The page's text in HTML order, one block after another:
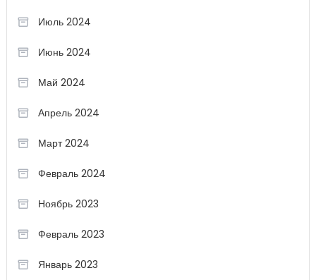
Июль 2024
Июнь 2024
Май 2024
Апрель 2024
Март 2024
Февраль 2024
Ноябрь 2023
Февраль 2023
Январь 2023